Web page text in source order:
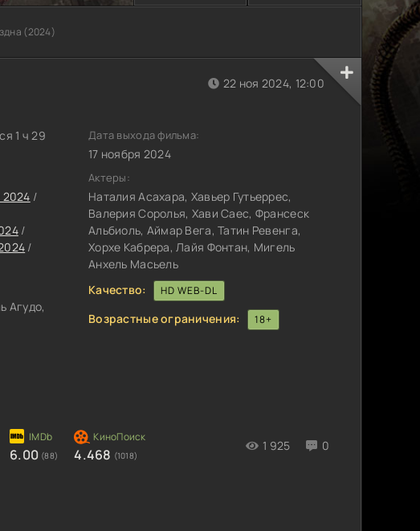
(2024)
1 ч 29
/
/
/
Агудо,
6.00 (88) 4.468 (1018)
1 925 0
22 ноя 2024, 12:00
Дата выхода фильма:
17 ноября 2024
Актеры:
Наталия Асахара, Хавьер Гутьеррес,
Валерия Соролья, Хави Саес, Франсеск
Альбиоль, Аймар Вега, Татин Ревенга,
Хорхе Кабрера, Лайя Фонтан, Мигель
Анхель Масьель
Качество:
HD WEB-DL
Возрастные ограничения: 18+